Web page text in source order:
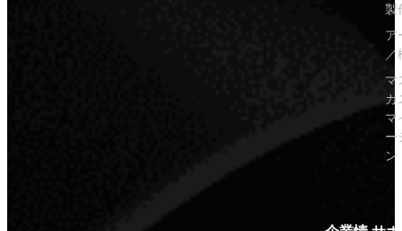
製
ア
／
マ
カ
マ
ー
ン